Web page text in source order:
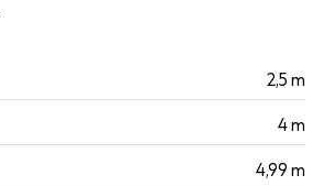
2,5 m
4 m
4,99 m